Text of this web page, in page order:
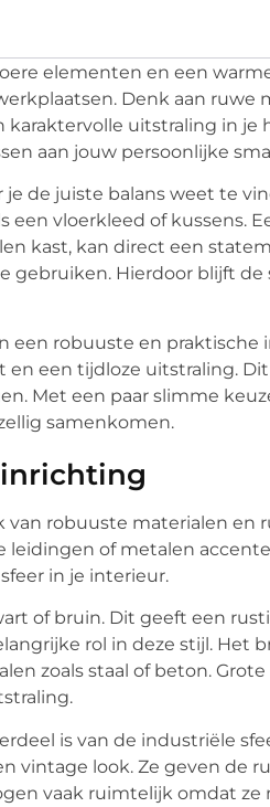
elementen en een
Denk aan ruwe
karaktervolle uitstraling in je
aan jouw persoonlijke
de juiste balans weet te
vloerkleed of kussens.
kast, kan direct een
gebruiken. Hierdoor blijft de
een robuuste en praktische
en een tijdloze uitstraling.
Met een paar slimme
samenkomen.
robuuste materialen en
of metalen
in je interieur.
of bruin. Dit geeft een
rol in deze stijl. Het
zoals staal of beton.
is van de industriële
vintage look. Ze geven de
vaak ruimtelijk omdat ze